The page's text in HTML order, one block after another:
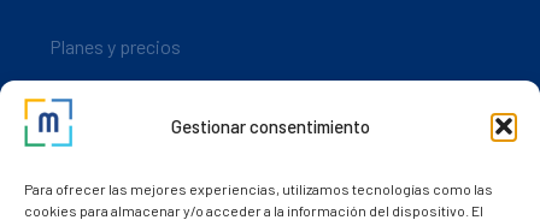
Gestionar consentimiento
Para ofrecer las mejores experiencias, utilizamos tecnologías como las
cookies para almacenar y/o acceder a la información del dispositivo. El
Planes y precios
Descarga nuestra app
Nuestros clientes
Dudas y consultas